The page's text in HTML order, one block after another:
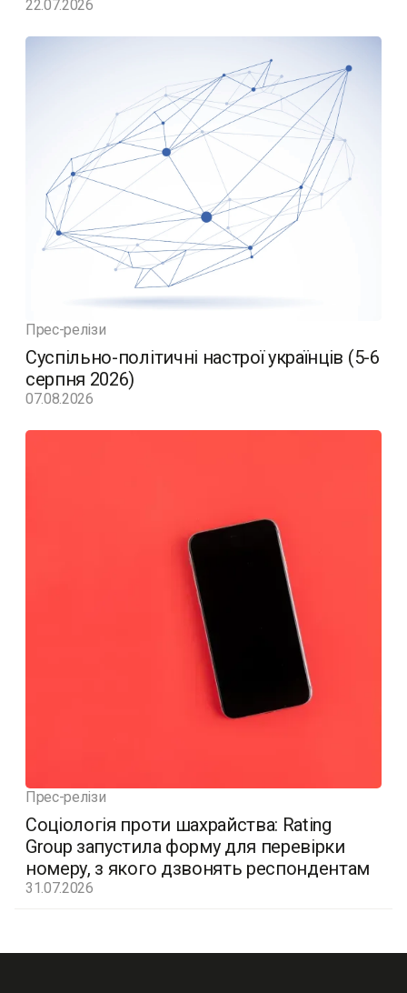
22.07.2026
Прес-релізи
Суспільно-політичні настрої українців (5-6
серпня 2026)
07.08.2026
Прес-релізи
Соціологія проти шахрайства: Rating
Group запустила форму для перевірки
номеру, з якого дзвонять респондентам
31.07.2026